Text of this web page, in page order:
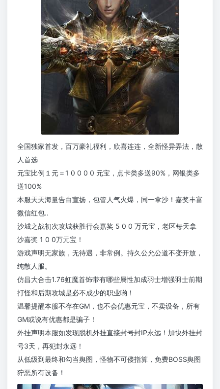
全国独家首发，百万豪礼福利，欣喜连连，全新怪异弄法，散
人首选
元宝比例１元＝1 0 0 0 0 元宝，点卡类多送90%，网银类多
送100%
本服天天海量告白宣扬，包管人气火爆，同一拿沙！嘉奖丰富
微信红包..
沙城之战初次攻城获胜行会嘉奖 5 0 0 万元宝，老区每天拿
沙嘉奖 1 0 0万元宝！
游戏声明无家族，无待遇，非常例。持久公允公道不变开放，
纯散人服。
仿昌大合击1.76虹魔首饰带有哪些属性加成羽士增强羽士前期
打怪和后期攻城是必不成少的职业哟！
温馨提醒本服不存在GM，也不会优惠元宝，不卖设备，所有
GM或说有优惠都是骗子！
外挂声明本服如发现脱机外挂直接封号封IP永远！加快外挂封
号3天，再犯封永远！
从低级到最终和勾当舆图，怪物不可偻指算，免费BOSS舆图
狞恶所有设备！